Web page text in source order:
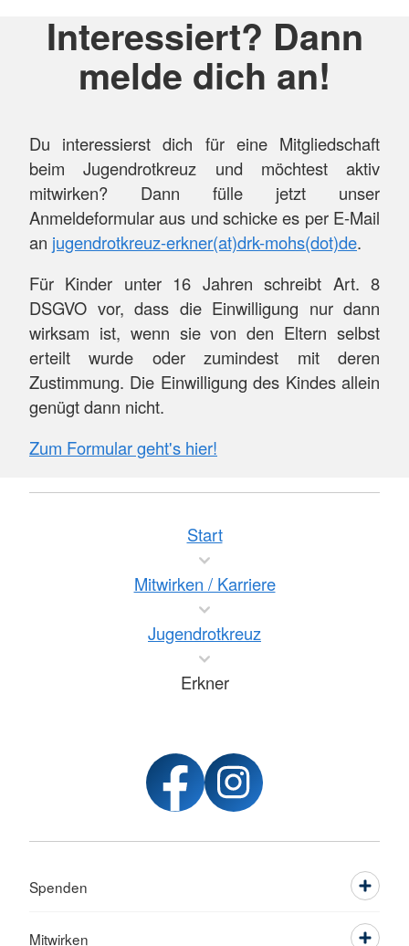
Interessiert? Dann
melde dich an!
Du interessierst dich für eine Mitgliedschaft
beim Jugendrotkreuz und möchtest aktiv
mitwirken? Dann fülle jetzt unser
Anmeldeformular aus und schicke es per E-Mail
an jugendrotkreuz-erkner(at)drk-mohs(dot)de.
Für Kinder unter 16 Jahren schreibt Art. 8
DSGVO vor, dass die Einwilligung nur dann
wirksam ist, wenn sie von den Eltern selbst
erteilt wurde oder zumindest mit deren
Zustimmung. Die Einwilligung des Kindes allein
genügt dann nicht.
Zum Formular geht's hier!
Start
Mitwirken / Karriere
Jugendrotkreuz
Erkner
Spenden
Mitwirken